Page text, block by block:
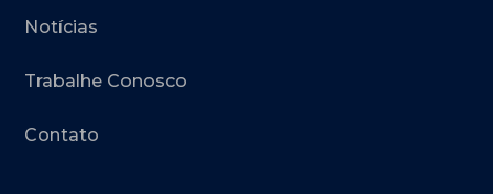
Notícias
Trabalhe Conosco
Contato